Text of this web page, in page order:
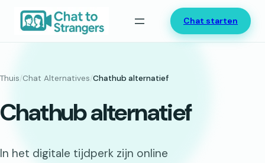
Chat starten
Thuis/Chat Alternatives/Chathub alternatief
Chathub alternatief
In het digitale tijdperk zijn online